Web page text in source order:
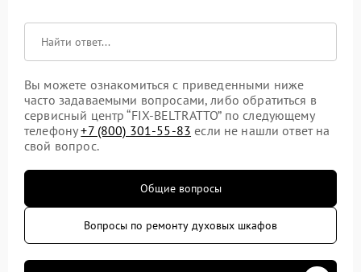
Вы можете ознакомиться с приведенными ниже
часто задаваемыми вопросами, либо обратиться в
сервисный центр “FIX-BELTRATTO” по следующему
телефону+7 (800) 301-55-83 если не нашли ответ на
свой вопрос.
Общие вопросы
Вопросы по ремонту духовых шкафов